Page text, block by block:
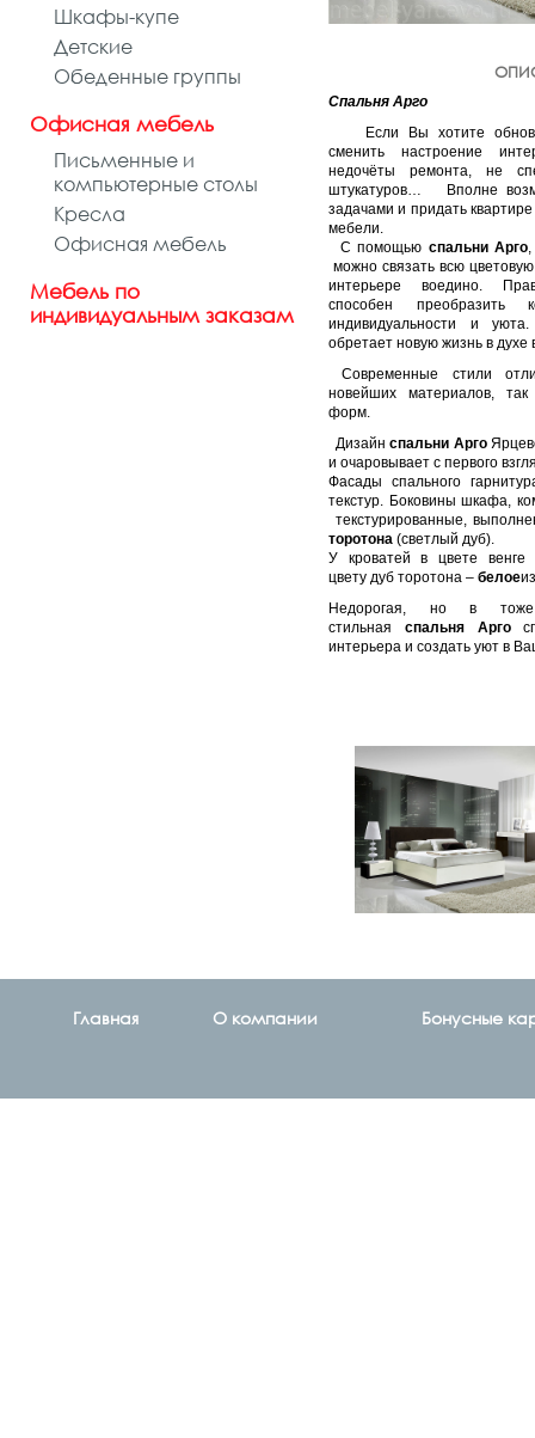
Спальня Арго
Если Вы хотите
сменить настроение
недочёты ремонта, не
штукатуров… Вполне
задачами и придать
мебели.
С помощью спальни Арго,
можно связать всю
интерьере воедино.
способен
индивидуальности и
обретает новую жизнь в духе
Современные стили
новейших материалов,
форм.
Дизайнспальни Арго
и очаровывает с первого
Фасады спального
текстур. Боковины шкафа,
текстурированные,
торотона (светлый дуб).
У кроватей в цвете
цвету дуб торотона – белое
Недорогая, но в
стильная спальня Арго
интерьера и создать уют в
Шкафы-купе
Детские
Обеденные группы
Офисная мебель
Письменные и
компьютерные столы
Кресла
Офисная мебель
Мебель по
индивидуальным заказам
Главная О компании Бонусные